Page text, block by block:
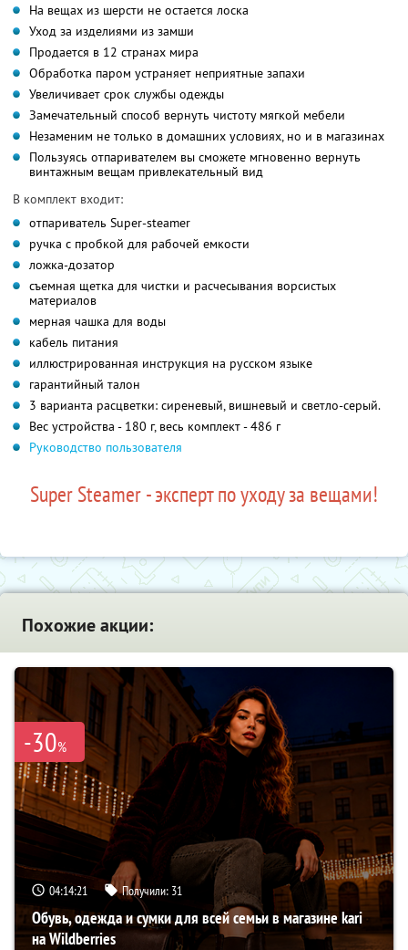
На вещах из шерсти не остается лоска
Уход за изделиями из замши
Продается в 12 странах мира
Обработка паром устраняет неприятные запахи
Увеличивает срок службы одежды
Замечательный способ вернуть чистоту мягкой мебели
Незаменим не только в домашних условиях, но и в магазинах
Пользуясь отпаривателем вы сможете мгновенно вернуть
винтажным вещам привлекательный вид
В комплект входит:
отпариватель Super-steamer
ручка с пробкой для рабочей емкости
ложка-дозатор
съемная щетка для чистки и расчесывания ворсистых
материалов
мерная чашка для воды
кабель питания
иллюстрированная инструкция на русском языке
гарантийный талон
3 варианта расцветки: сиреневый, вишневый и светло-серый.
Вес устройства - 180 г, весь комплект - 486 г
Руководство пользователя
Super Steamer - эксперт по уходу за вещами!
Похожие акции:
-30%
04:14:20 Получили: 31
Обувь, одежда и сумки для всей семьи в магазине kari
на Wildberries